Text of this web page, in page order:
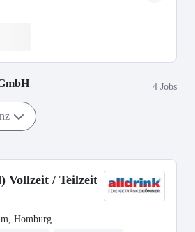
4 Jobs
Vollzeit / Teilzeit
Homburg